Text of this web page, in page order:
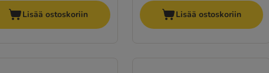
Lisää ostoskoriin Lisää ostoskoriin